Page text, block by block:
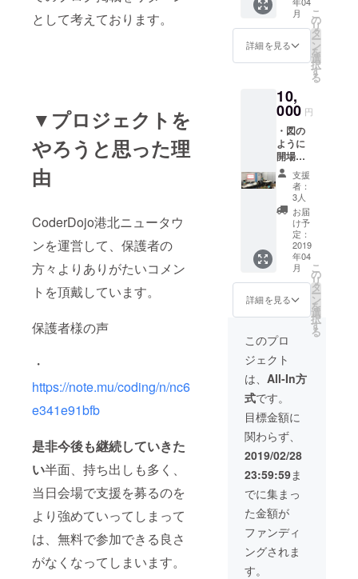
として考えております。
▼プロジェクトを
やろうと思った理
由
CoderDojo港北ニュータウ
ンを運営して、保護者の
方々よりありがたいコメン
トを頂戴しています。
保護者様の声
・
https://note.mu/coding/n/nc6
e341e91bfb
是非今後も継続していきた
い半面、持ち出しも多く、
当日会場で支援を募るのを
より強めていってしまって
は、無料で参加できる良さ
がなくなってしまいます。
グ、
twitter
、
facebo
ok、
connpa
掲載い
たしま
す。 1
年間の
12回実
施いた
しま
す。
（毎月
一回開
催）
月
詳細を見る
こ
の
リ
タ
ー
ン
を
選
択
す
る
10,
000 円
・図の
ように
開場に
ロゴを
張り出
し、そ
れを写
真に
撮って
ブロ
グ、
twitter
、
facebo
ok、
connpa
ss等に
掲載い
たしま
す。
1年
間の12
回実施
いたし
ます。
（毎月
一回開
催） ・
加え
て、ブ
ログ等
に 「XX
社の提
供で実
支援
者：
3人
お届
け予
定：
2019
年04
月
詳細を見る
こ
の
リ
タ
ー
ン
を
選
択
す
る
このプロ
ジェクト
は、 All-In方
式です。
目標金額に
関わらず、
2019/02/28
23:59:59ま
でに集まっ
た金額が
ファンディ
ングされま
す。